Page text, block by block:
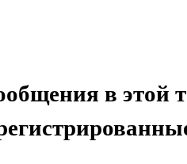
в этой